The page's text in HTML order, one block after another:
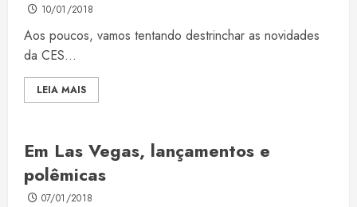
10/01/2018
Aos poucos, vamos tentando destrinchar as novidades
da CES...
LEIA MAIS
Em Las Vegas, lançamentos e
polêmicas
07/01/2018